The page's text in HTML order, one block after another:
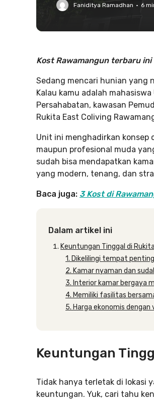
Faniditya Ramadhan · 6
Kost Rawamangun terbaru
Sedang mencari hunian yang
Kalau kamu adalah
Persahabatan, kawasan
Rukita East Coliving
Unit ini menghadirkan konsep
maupun profesional muda
sudah bisa mendapatkan
yang modern, tenang, dan
Baca juga: 3 Kost di
Dalam artikel ini
Keuntungan Tinggal di
1. Dikelilingi tempat
2. Kamar nyaman dan
3. Interior kamar bergaya
4. Memiliki fasilitas
5. Harga ekonomis dengan
Keuntungan
Tidak hanya terletak di lokasi
keuntungan. Yuk, cari tahu